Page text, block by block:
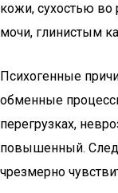
кожи, сухостью во
мочи, глинистым
Психогенные
обменные
перегрузках,
повышенный.
чрезмерно